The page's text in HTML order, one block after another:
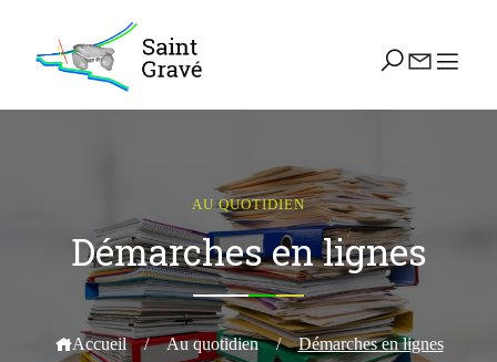
AU QUOTIDIEN
Démarches en lignes
Accueil / Au quotidien / Démarches en lignes